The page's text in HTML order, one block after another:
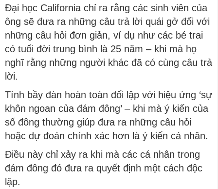
Đại học California chỉ ra rằng các sinh viên của
ông sẽ đưa ra những câu trả lời quái gở đối với
những câu hỏi đơn giản, ví dụ như các bé trai
có tuổi đời trung bình là 25 năm – khi mà họ
nghĩ rằng những người khác đã có cùng câu trả
lời.
Tính bầy đàn hoàn toàn đối lập với hiệu ứng ‘sự
khôn ngoan của đám đông’ – khi mà ý kiến của
số đông thường giúp đưa ra những câu hỏi
hoặc dự đoán chính xác hơn là ý kiến cá nhân.
Điều này chỉ xảy ra khi mà các cá nhân trong
đám đông đó đưa ra quyết định một cách độc
lập.